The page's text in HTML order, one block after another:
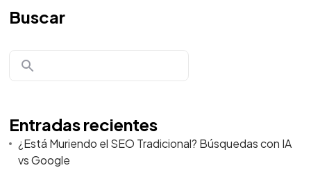
Buscar
Entradas recientes
¿Está Muriendo el SEO Tradicional? Búsquedas con IA
vs Google